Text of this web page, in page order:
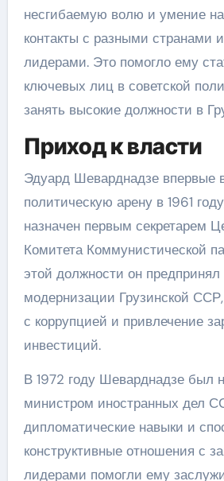
несгибаемую волю и умение
контакты с разными странами
лидерами. Это помогло ему
ключевых лиц в советской
занять высокие должности в
Приход к власти
Эдуард Шеварднадзе впервые
политическую арену в 1961
назначен первым секретарем
Комитета Коммунистической
этой должности он
модернизации Грузинской
с коррупцией и привлечение
инвестиций.
В 1972 году Шеварднадзе был
министром иностранных дел
дипломатические навыки и
конструктивные отношения с
лидерами помогли ему